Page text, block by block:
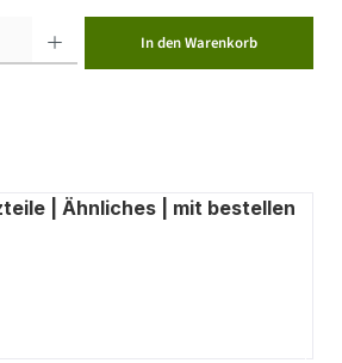
In den Warenkorb
| Ähnliches | mit bestellen